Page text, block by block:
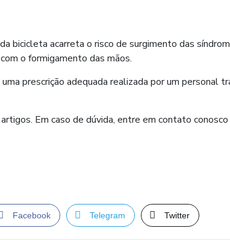
bicicleta acarreta o risco de surgimento das
o formigamento das mãos.
prescrição adequada realizada por um personal
Em caso de dúvida, entre em contato
Facebook Telegram Twitter